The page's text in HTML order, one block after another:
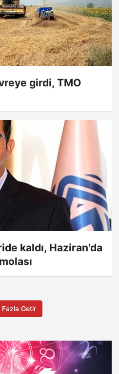
girdi, TMO
kaldı, Haziran'da
Fazla Getir